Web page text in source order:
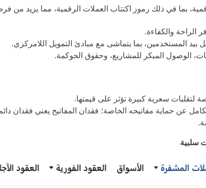
بما في ذلك رموز اكتتاب العملات الرقمية، مما يزيد من
الراحة والكفاءة.
بيد المستخدمين، بما يتماشى مع مبادئ التمويل اللامركزي.
لتقلبات سعرية كبيرة تؤثر على قيمتها.
عن حماية مفاتيحه الخاصة؛ فقدان المفاتيح يعني فقدان